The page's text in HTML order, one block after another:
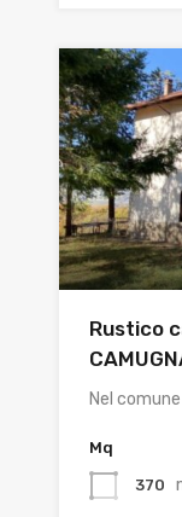
Rustico
Nel
Mq
370